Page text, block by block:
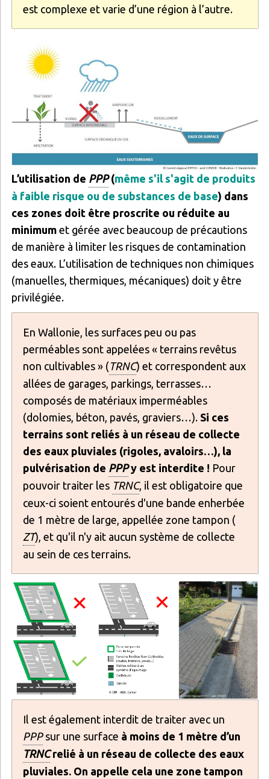
est complexe et varie d’une région à l’autre.
Image
L’utilisation de PPP(même s'il s'agit de produits
à faible risque ou de substances de base) dans
ces zones doit être proscrite ou réduite au
minimum et gérée avec beaucoup de précautions
de manière à limiter les risques de contamination
des eaux. L’utilisation de techniques non chimiques
(manuelles, thermiques, mécaniques) doit y être
privilégiée.
En Wallonie, les surfaces peu ou pas
perméables sont appelées « terrains revêtus
non cultivables » (TRNC) et correspondent aux
allées de garages, parkings, terrasses…
composés de matériaux imperméables
(dolomies, béton, pavés, graviers…). Si ces
terrains sont reliés à un réseau de collecte
des eaux pluviales (rigoles, avaloirs…), la
pulvérisation de PPPy est interdite ! Pour
pouvoir traiter les TRNC, il est obligatoire que
ceux-ci soient entourés d'une bande enherbée
de 1 mètre de large, appellée zone tampon (
ZT), et qu'il n'y ait aucun système de collecte
au sein de ces terrains.
Il est également interdit de traiter avec un
PPPsur une surface à moins de 1 mètre d’un
TRNCrelié à un réseau de collecte des eaux
pluviales. On appelle cela une zone tampon